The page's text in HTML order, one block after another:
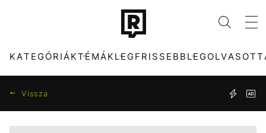
KATEGÓRIÁKTÉMÁKLEGFRISSEBB
Vissza